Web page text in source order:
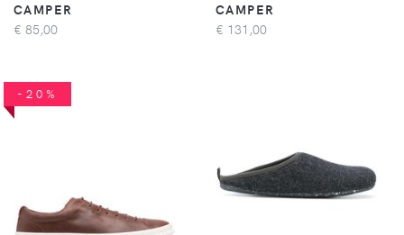
CAMPER
€ 85,00
CAMPER
€ 131,00
-20%